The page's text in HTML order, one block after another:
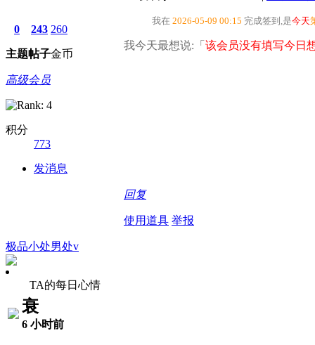
0
主题
243
帖子
260
金币
高级会员
积分
773
发消息
我在 2026-05-09 00:15 完成签到,是今天
我今天最想说:「 该会员没有填写今日
回复
使用道具 举报
极品小处男处v
TA的每日心情
衰
6 小时前